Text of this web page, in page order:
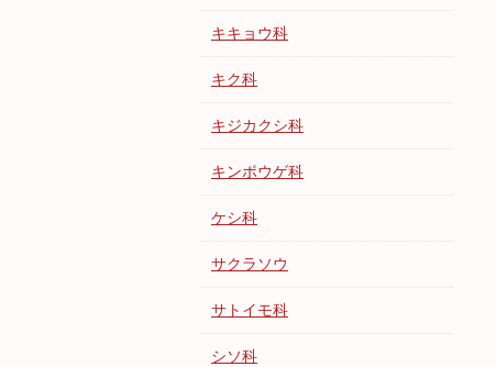
キキョウ科
キク科
キジカクシ科
キンポウゲ科
ケシ科
サクラソウ
サトイモ科
シソ科